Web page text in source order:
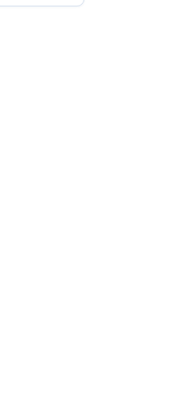
war: 1.181,31 €
Preis ist: 1.000,90 €.